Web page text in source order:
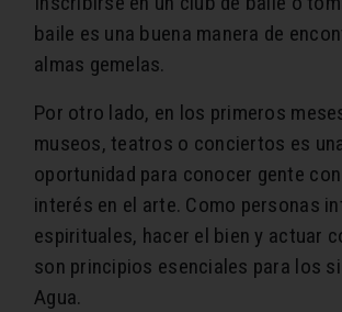
baile es una buena manera de
almas gemelas.
Por otro lado, en los primeros
museos, teatros o conciertos es
oportunidad para conocer gente
interés en el arte. Como personas
espirituales, hacer el bien y actuar
son principios esenciales para los
Agua.